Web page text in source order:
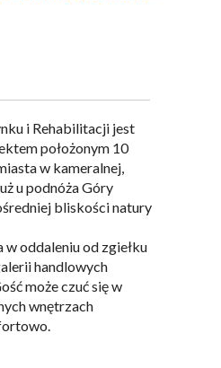
i Rehabilitacji jest
położonym 10
w kameralnej,
u podnóża Góry
bliskości natury
w oddaleniu od zgiełku
handlowych
może czuć się w
wnętrzach